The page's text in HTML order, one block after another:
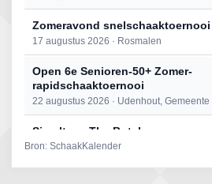
Zomeravond snelschaaktoernooi
17 augustus 2026 · Rosmalen
Open 6e Senioren-50+ Zomer-
rapidschaaktoernooi
22 augustus 2026 · Udenhout, Gemeente
Simultaan The Butcher
22 augustus 2026 · Utrecht
Bron: SchaakKalender